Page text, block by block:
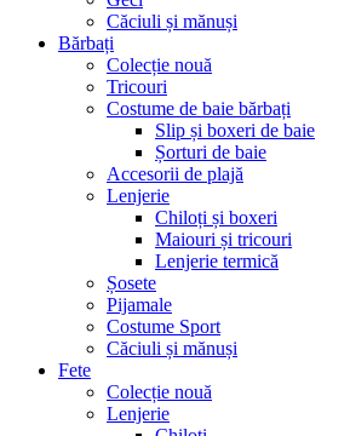
Căciuli și mănuși
Bărbați
Colecție nouă
Tricouri
Costume de baie bărbați
Slip și boxeri de baie
Șorturi de baie
Accesorii de plajă
Lenjerie
Chiloți și boxeri
Maiouri și tricouri
Lenjerie termică
Șosete
Pijamale
Costume Sport
Căciuli și mănuși
Fete
Colecție nouă
Lenjerie